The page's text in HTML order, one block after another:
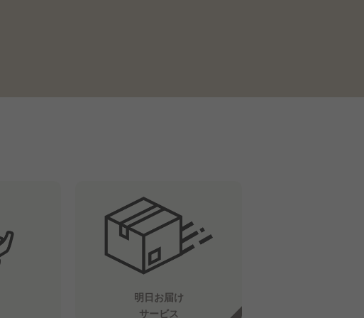
明日お届け
サービス